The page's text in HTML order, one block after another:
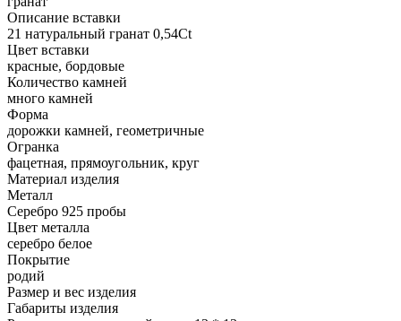
Описание вставки
21 натуральный гранат 0,54Ct
Цвет вставки
красные, бордовые
Количество камней
много камней
Форма
дорожки камней, геометричные
Огранка
фацетная, прямоугольник, круг
Материал изделия
Металл
Серебро 925 пробы
Цвет металла
серебро белое
Покрытие
родий
Размер и вес изделия
Габариты изделия